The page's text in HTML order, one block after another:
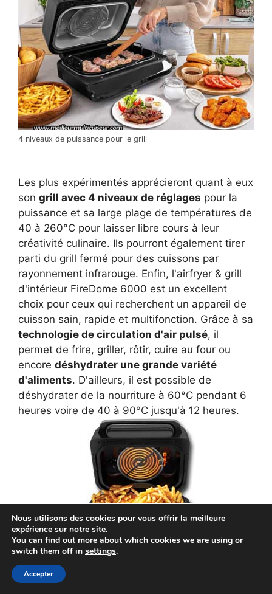
4 niveaux de puissance pour le grill
Les plus expérimentés apprécieront quant à eux
son grill avec 4 niveaux de réglages pour la
puissance et sa large plage de températures de
40 à 260°C pour laisser libre cours à leur
créativité culinaire. Ils pourront également tirer
parti du grill fermé pour des cuissons par
rayonnement infrarouge. Enfin, l'airfryer & grill
d'intérieur FireDome 6000 est un excellent
choix pour ceux qui recherchent un appareil de
cuisson sain, rapide et multifonction. Grâce à sa
technologie de circulation d'air pulsé, il
permet de frire, griller, rôtir, cuire au four ou
encore déshydrater une grande variété
d'aliments. D'ailleurs, il est possible de
déshydrater de la nourriture à 60°C pendant 6
heures voire de 40 à 90°C jusqu'à 12 heures.
Nous utilisons des cookies pour vous offrir la meilleure
expérience sur notre site.
You can find out more about which cookies we are using or
switch them off in settings.
Accepter